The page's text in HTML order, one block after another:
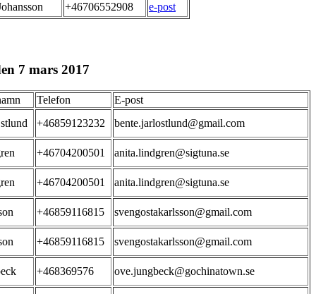
+46706552908 e-post
7 mars 2017
Telefon
E-post
+46859123232 bente.jarlostlund@gmail.com
+46704200501 anita.lindgren@sigtuna.se
+46704200501 anita.lindgren@sigtuna.se
+46859116815 svengostakarlsson@gmail.com
+46859116815 svengostakarlsson@gmail.com
+468369576 ove.jungbeck@gochinatown.se